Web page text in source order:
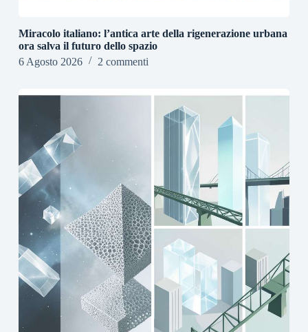
Miracolo italiano: l’antica arte della rigenerazione urbana
ora salva il futuro dello spazio
6 Agosto 2026
2 commenti